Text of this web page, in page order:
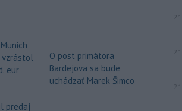
vzrástol
eur
predaj
O post primátora
Bardejova sa bude
uchádzať Marek Šimco